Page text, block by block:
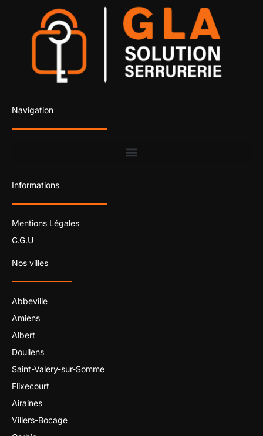
Navigation
Informations
Mentions Légales
C.G.U
Nos villes
Abbeville
Amiens
Albert
Doullens
Saint-Valery-sur-Somme
Flixecourt
Airaines
Villers-Bocage